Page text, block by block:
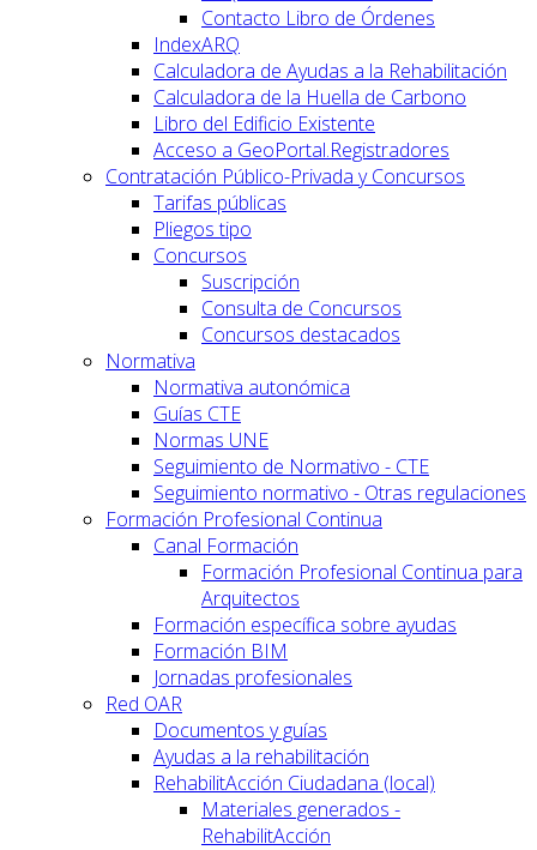
Contacto Libro de Órdenes
IndexARQ
Calculadora de Ayudas a la Rehabilitación
Calculadora de la Huella de Carbono
Libro del Edificio Existente
Acceso a GeoPortal.Registradores
Contratación Público-Privada y Concursos
Tarifas públicas
Pliegos tipo
Concursos
Suscripción
Consulta de Concursos
Concursos destacados
Normativa
Normativa autonómica
Guías CTE
Normas UNE
Seguimiento de Normativo - CTE
Seguimiento normativo - Otras regulaciones
Formación Profesional Continua
Canal Formación
Formación Profesional Continua para
Arquitectos
Formación específica sobre ayudas
Formación BIM
Jornadas profesionales
Red OAR
Documentos y guías
Ayudas a la rehabilitación
RehabilitAcción Ciudadana (local)
Materiales generados -
RehabilitAcción